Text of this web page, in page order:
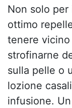
Non solo
ottimo
tenere
strofinarne
sulla pelle o
lozione
infusione.